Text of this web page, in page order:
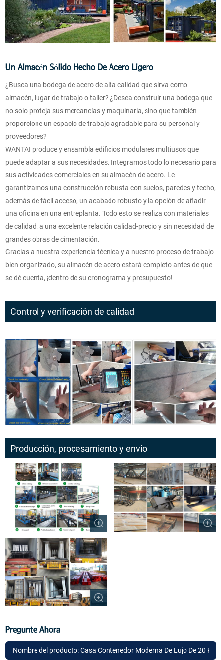
Un Almacén Sólido Hecho De Acero Ligero
¿Busca una bodega de acero de alta calidad que sirva como
almacén, lugar de trabajo o taller? ¿Desea construir una bodega que
no solo proteja sus mercancías y maquinaria, sino que también
proporcione un espacio de trabajo agradable para su personal y
proveedores?
WANTAI produce y ensambla edificios modulares multiusos que
puede adaptar a sus necesidades. Integramos todo lo necesario para
sus actividades comerciales en su almacén de acero. Le
garantizamos una construcción robusta con suelos, paredes y techo,
además de fácil acceso, un acabado robusto y la opción de añadir
una oficina en una entreplanta. Todo esto se realiza con materiales
de calidad, a una excelente relación calidad-precio y sin necesidad de
grandes obras de cimentación.
Gracias a nuestra experiencia técnica y a nuestro proceso de trabajo
bien organizado, su almacén de acero estará completo antes de que
se dé cuenta, ¡dentro de su cronograma y presupuesto!
Control y verificación de calidad
Producción, procesamiento y envío
Pregunte Ahora